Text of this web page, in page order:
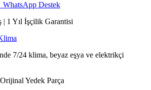
WhatsApp Destek
| 1 Yıl İşçilik Garantisi
7/24 klima, beyaz eşya ve elektrikçi
Orijinal Yedek Parça